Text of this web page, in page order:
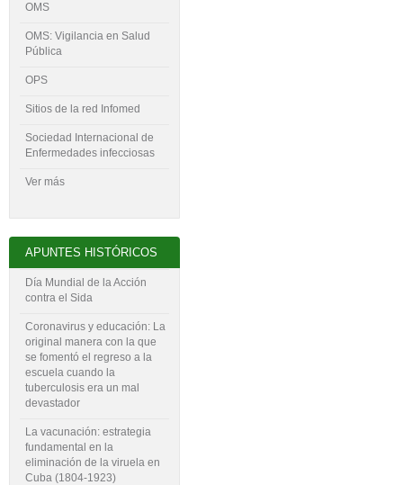
OMS
OMS: Vigilancia en Salud
Pública
OPS
Sitios de la red Infomed
Sociedad Internacional de
Enfermedades infecciosas
Ver más
APUNTES HISTÓRICOS
Día Mundial de la Acción
contra el Sida
Coronavirus y educación: La
original manera con la que
se fomentó el regreso a la
escuela cuando la
tuberculosis era un mal
devastador
La vacunación: estrategia
fundamental en la
eliminación de la viruela en
Cuba (1804-‍1923)